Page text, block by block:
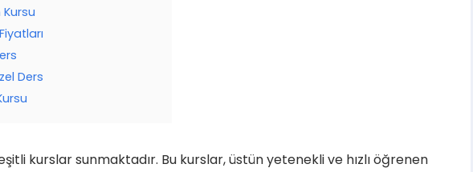
Ders
kurslar sunmaktadır. Bu kurslar, üstün yetenekli ve hızlı öğrenen